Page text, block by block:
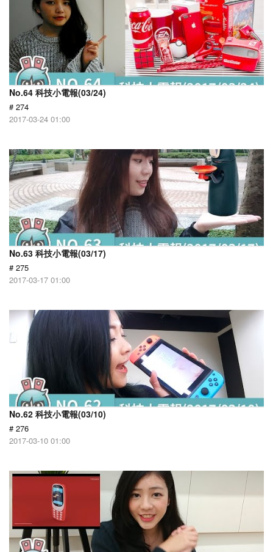
No.64 科技小電報(03/24)
# 274
2017-03-24 01:00
No.63 科技小電報(03/17)
# 275
2017-03-17 01:00
No.62 科技小電報(03/10)
# 276
2017-03-10 01:00